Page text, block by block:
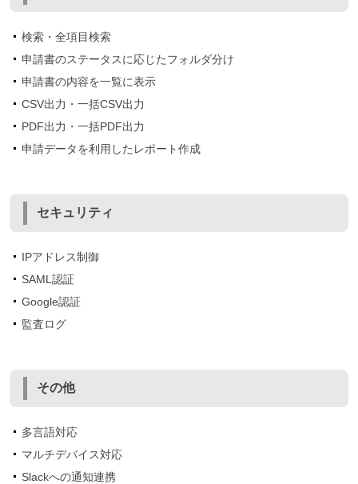
検索・全項目検索
申請書のステータスに応じたフォルダ分け
申請書の内容を一覧に表示
CSV出力・一括CSV出力
PDF出力・一括PDF出力
申請データを利用したレポート作成
セキュリティ
IPアドレス制御
SAML認証
Google認証
監査ログ
その他
多言語対応
マルチデバイス対応
Slackへの通知連携